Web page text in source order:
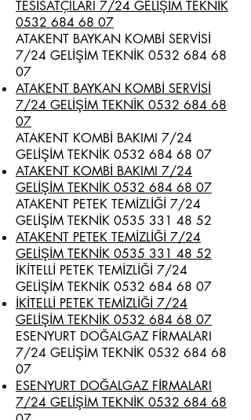
TESİSATÇILARI 7/24 GELİŞİM TEKNİK
0532 684 68 07
ATAKENT BAYKAN KOMBİ SERVİSİ
7/24 GELİŞİM TEKNİK 0532 684 68
07
ATAKENT BAYKAN KOMBİ SERVİSİ
7/24 GELİŞİM TEKNİK 0532 684 68
07
ATAKENT KOMBİ BAKIMI 7/24
GELİŞİM TEKNİK 0532 684 68 07
ATAKENT KOMBİ BAKIMI 7/24
GELİŞİM TEKNİK 0532 684 68 07
ATAKENT PETEK TEMİZLİĞİ 7/24
GELİŞİM TEKNİK 0535 331 48 52
ATAKENT PETEK TEMİZLİĞİ 7/24
GELİŞİM TEKNİK 0535 331 48 52
İKİTELLİ PETEK TEMİZLİĞİ 7/24
GELİŞİM TEKNİK 0532 684 68 07
İKİTELLİ PETEK TEMİZLİĞİ 7/24
GELİŞİM TEKNİK 0532 684 68 07
ESENYURT DOĞALGAZ FİRMALARI
7/24 GELİŞİM TEKNİK 0532 684 68
07
ESENYURT DOĞALGAZ FİRMALARI
7/24 GELİŞİM TEKNİK 0532 684 68